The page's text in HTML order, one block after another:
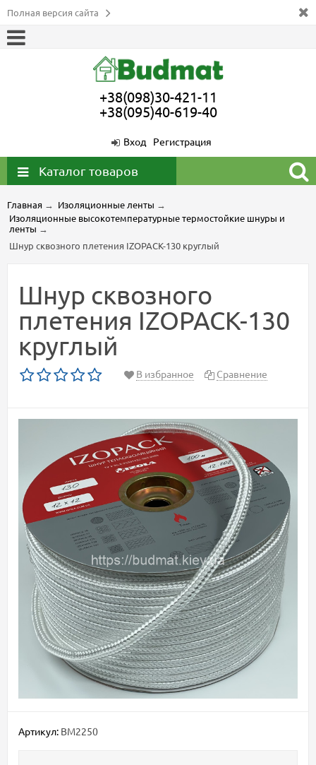
Полная версия сайта
+38(098)30-421-11
+38(095)40-619-40
Вход Регистрация
Каталог товаров
Главная → Изоляционные ленты →
Изоляционные высокотемпературные термостойкие шнуры и
ленты →
Шнур сквозного плетения IZOPACK-130 круглый
Шнур сквозного
плетения IZOPACK-130
круглый
В избранное Сравнение
Артикул: BM2250